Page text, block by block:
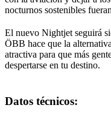
nocturnos sostenibles
El nuevo Nightjet seguirá
ÖBB hace que la
atractiva para que más
despertarse en tu destino.
Datos técnicos: